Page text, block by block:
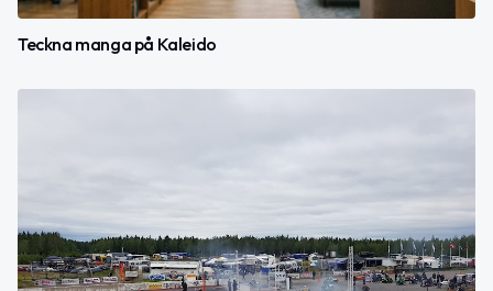
Teckna manga på Kaleido